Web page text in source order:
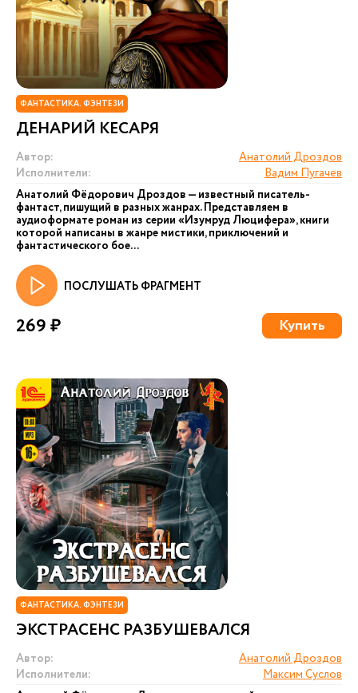
ФАНТАСТИКА. ФЭНТЕЗИ
ДЕНАРИЙ КЕСАРЯ
Автор:
Анатолий Дроздов
Исполнители:
Вадим Пугачев
Анатолий Фёдорович Дроздов — известный писатель-
фантаст, пишущий в разных жанрах. Представляем в
аудиоформате роман из серии «Изумруд Люцифера», книги
которой написаны в жанре мистики, приключений и
фантастического бое...
ПОСЛУШАТЬ ФРАГМЕНТ
269 ₽ Купить
ФАНТАСТИКА. ФЭНТЕЗИ
ЭКСТРАСЕНС РАЗБУШЕВАЛСЯ
Автор:
Анатолий Дроздов
Исполнители:
Максим Суслов